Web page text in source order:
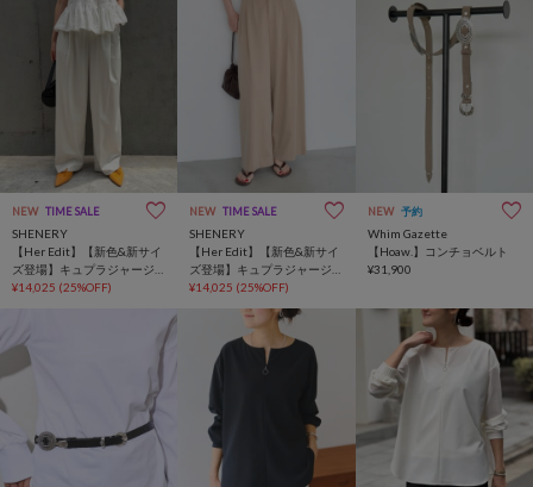
NEW TIME SALE
SHENERY
【Her Edit】【新色&新サイ
ズ登場】キュプラジャージ
ータックパンツ
¥14,025 (25%OFF)
NEW TIME SALE
SHENERY
【Her Edit】【新色&新サイ
ズ登場】キュプラジャージ
ータックパンツ
¥14,025 (25%OFF)
NEW 予約
Whim Gazette
【Hoaw.】コンチョベルト
¥31,900